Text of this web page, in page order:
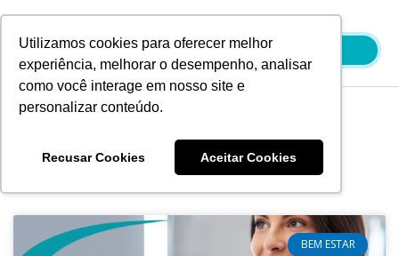
Utilizamos cookies para oferecer melhor
experiência, melhorar o desempenho, analisar
como você interage em nosso site e
personalizar conteúdo.
Recusar Cookies Aceitar Cookies
conteúdo
Blog
BEM ESTAR
Página
Página